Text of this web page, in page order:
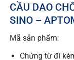
CẦU DAO
SINO –
Mã sản phẩm:
Chứng từ đi